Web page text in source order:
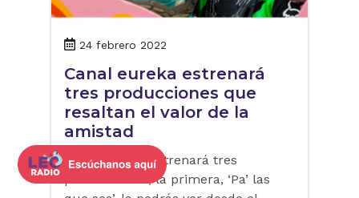
24 febrero 2022
Canal eureka estrenará
tres producciones que
resaltan el valor de la
amistad
Canal eureka estrenará tres
producciones, la primera, ‘Pa’ las